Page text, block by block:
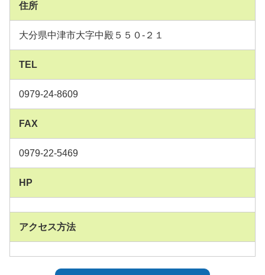
住所
大分県中津市大字中殿５５０-２１
TEL
0979-24-8609
FAX
0979-22-5469
HP
アクセス方法